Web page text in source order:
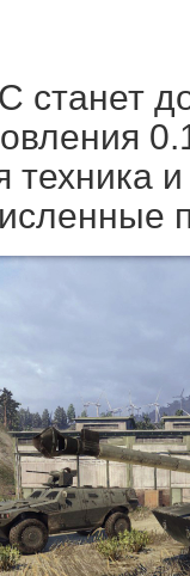
станет
техника